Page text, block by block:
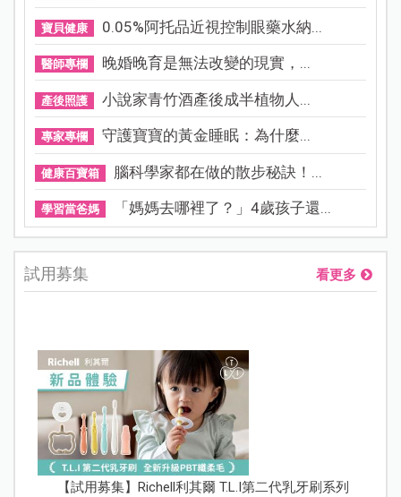
寶貝健康 0.05%阿托品近視控制眼藥水納...
醫師專欄 晚婚晚育是無法改變的現實，...
產後照護 小說家青竹酒產後成半植物人...
專家專欄 守護寶寶的黃金睡眠：為什麼...
健康百寶箱 腦科學家都在做的散步秘訣！...
學習當爸媽 「媽媽去哪裡了？」4歲孩子還...
試用募集 看更多
【試用募集】Richell利其爾 T.L.I第二代乳牙刷系列